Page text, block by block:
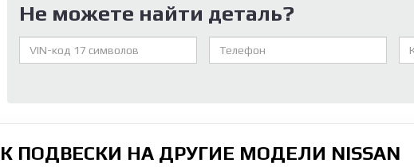
Не можете найти деталь?
НА ДРУГИЕ МОДЕЛИ NISSAN